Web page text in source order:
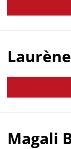
Magali